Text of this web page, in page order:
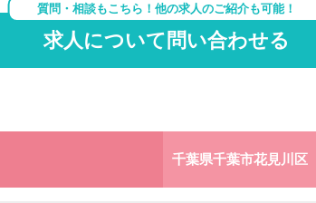
質問・相談もこちら！他の求人のご紹介も可能！
求人について問い合わせる
千葉県千葉市花見川区